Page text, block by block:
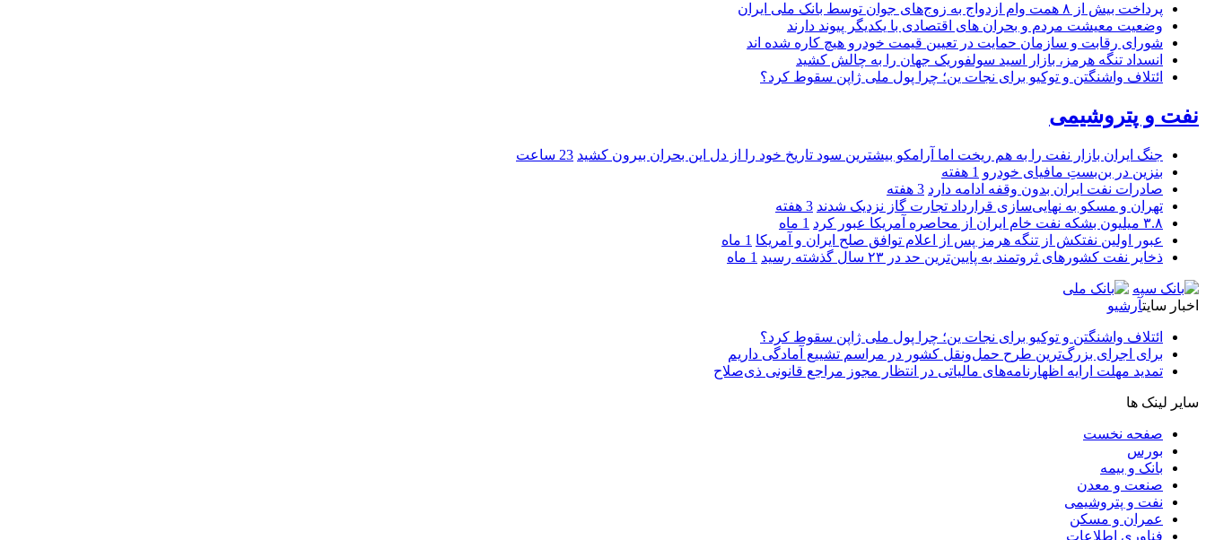
پرداخت بیش از ۸ همت وام ازدواج به زوج‌های جوان توسط بانک ملی ایران
وضعیت معیشت مردم و بحران های اقتصادی با یکدیگر پیوند دارند
شورای رقابت و سازمان حمایت در تعیین قیمت خودرو هیچ کاره شده اند
انسداد تنگه هرمز، بازار اسید سولفوریک جهان را به چالش کشید
ائتلاف واشنگتن و توکیو برای نجات ین؛ چرا پول ملی ژاپن سقوط کرد؟
نفت و پتروشیمی
جنگ ایران بازار نفت را به هم ریخت اما آرامکو بیشترین سود تاریخ خود را از دل این بحران بیرون کشید 23 ساعت
بنزین در بن‌بستِ مافیای خودرو 1 هفته
صادرات نفت ایران بدون وقفه ادامه دارد 3 هفته
تهران و مسکو به نهایی‌سازی قرارداد تجارت گاز نزدیک شدند 3 هفته
۳.۸ میلیون بشکه نفت خام ایران از محاصره آمریکا عبور کرد
1 ماه
عبور اولین نفتکش از تنگه هرمز پس از اعلام توافق صلح ایران و آمریکا 1 ماه
ذخایر نفت کشورهای ثروتمند به پایین‌ترین حد در ۲۳ سال گذشته رسید
1 ماه
اخبار سایتآرشیو
ائتلاف واشنگتن و توکیو برای نجات ین؛ چرا پول ملی ژاپن سقوط کرد؟
برای اجرای بزرگ‌ترین طرح حمل‌ونقل کشور در مراسم تشییع آمادگی داریم
تمدید مهلت ارایه اظهارنامه‌های مالیاتی در انتظار مجوز مراجع قانونی ذی‌‏صلاح
سایر لینک ها
صفحه نخست
بورس
بانک و بیمه
صنعت و معدن
نفت و پتروشیمی
عمران و مسکن
فناوری اطلاعات